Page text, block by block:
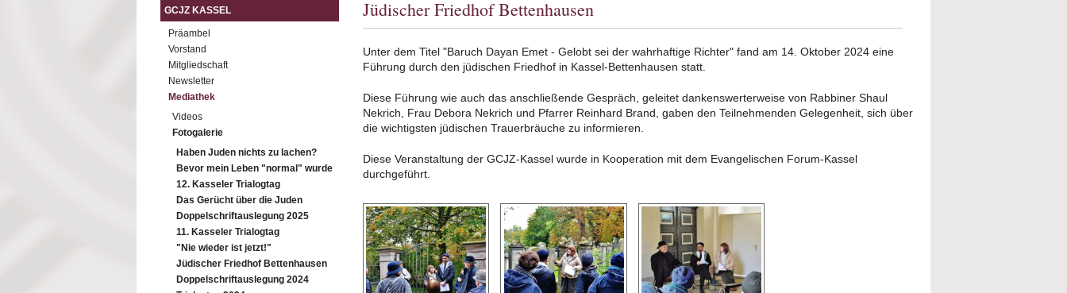
GCJZ KASSEL
Präambel
Vorstand
Mitgliedschaft
Newsletter
Mediathek
Videos
Fotogalerie
Haben Juden nichts zu lachen?
Bevor mein Leben "normal" wurde
12. Kasseler Trialogtag
Das Gerücht über die Juden
Doppelschriftauslegung 2025
11. Kasseler Trialogtag
"Nie wieder ist jetzt!"
Jüdischer Friedhof Bettenhausen
Doppelschriftauslegung 2024
Jüdischer Friedhof Bettenhausen
Unter dem Titel "Baruch Dayan Emet - Gelobt sei der wahrhaftige Richter" fand am 14. Oktober 2024 eine
Führung durch den jüdischen Friedhof in Kassel-Bettenhausen statt.
Diese Führung wie auch das anschließende Gespräch, geleitet dankenswerterweise von Rabbiner Shaul
Nekrich, Frau Debora Nekrich und Pfarrer Reinhard Brand, gaben den Teilnehmenden Gelegenheit, sich über
die wichtigsten jüdischen Trauerbräuche zu informieren.
Diese Veranstaltung der GCJZ-Kassel wurde in Kooperation mit dem Evangelischen Forum-Kassel
durchgeführt.